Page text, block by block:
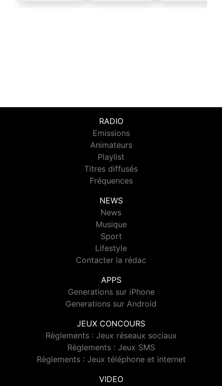
RADIO
Emissions
Animateurs
Playlist
Titres diffusés
Fréquences
NEWS
News
Musique
Sport
Lifestyle
Contacter la rédac
APPS
Generations sur iPhone
Generations sur Android
JEUX CONCOURS
Règlements : Jeux réseaux sociaux
Règlements : Jeux SMS
Règlements : Jeux téléphone et internet
VIDEO